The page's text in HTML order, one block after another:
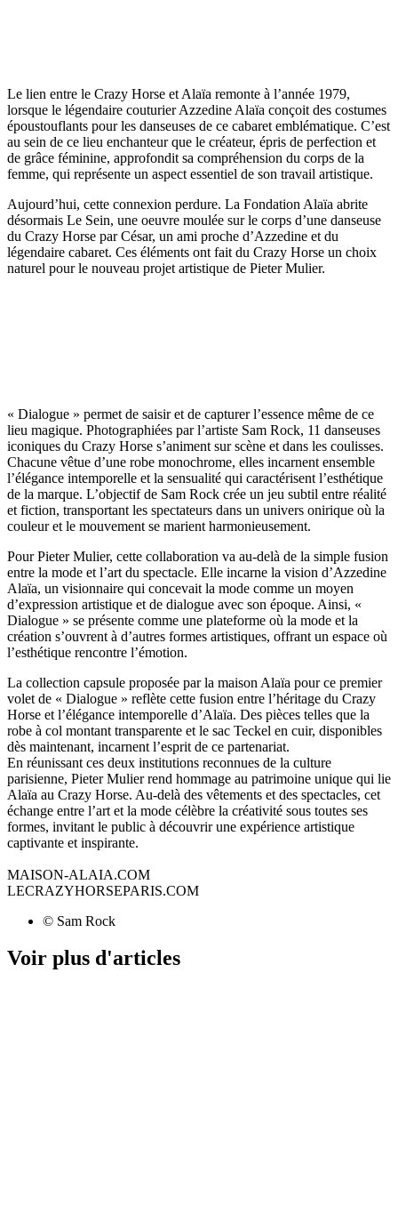
Le lien entre le Crazy Horse et Alaïa remonte à l’année 1979,
lorsque le légendaire couturier Azzedine Alaïa conçoit des costumes
époustouflants pour les danseuses de ce cabaret emblématique. C’est
au sein de ce lieu enchanteur que le créateur, épris de perfection et
de grâce féminine, approfondit sa compréhension du corps de la
femme, qui représente un aspect essentiel de son travail artistique.
Aujourd’hui, cette connexion perdure. La Fondation Alaïa abrite
désormais Le Sein, une oeuvre moulée sur le corps d’une danseuse
du Crazy Horse par César, un ami proche d’Azzedine et du
légendaire cabaret. Ces éléments ont fait du Crazy Horse un choix
naturel pour le nouveau projet artistique de Pieter Mulier.
« Dialogue » permet de saisir et de capturer l’essence même de ce
lieu magique. Photographiées par l’artiste Sam Rock, 11 danseuses
iconiques du Crazy Horse s’animent sur scène et dans les coulisses.
Chacune vêtue d’une robe monochrome, elles incarnent ensemble
l’élégance intemporelle et la sensualité qui caractérisent l’esthétique
de la marque. L’objectif de Sam Rock crée un jeu subtil entre réalité
et fiction, transportant les spectateurs dans un univers onirique où la
couleur et le mouvement se marient harmonieusement.
Pour Pieter Mulier, cette collaboration va au-delà de la simple fusion
entre la mode et l’art du spectacle. Elle incarne la vision d’Azzedine
Alaïa, un visionnaire qui concevait la mode comme un moyen
d’expression artistique et de dialogue avec son époque. Ainsi, «
Dialogue » se présente comme une plateforme où la mode et la
création s’ouvrent à d’autres formes artistiques, offrant un espace où
l’esthétique rencontre l’émotion.
La collection capsule proposée par la maison Alaïa pour ce premier
volet de « Dialogue » reflète cette fusion entre l’héritage du Crazy
Horse et l’élégance intemporelle d’Alaïa. Des pièces telles que la
robe à col montant transparente et le sac Teckel en cuir, disponibles
dès maintenant, incarnent l’esprit de ce partenariat.
En réunissant ces deux institutions reconnues de la culture
parisienne, Pieter Mulier rend hommage au patrimoine unique qui lie
Alaïa au Crazy Horse. Au-delà des vêtements et des spectacles, cet
échange entre l’art et la mode célèbre la créativité sous toutes ses
formes, invitant le public à découvrir une expérience artistique
captivante et inspirante.
MAISON-ALAIA.COM
LECRAZYHORSEPARIS.COM
© Sam Rock
Voir plus d'articles